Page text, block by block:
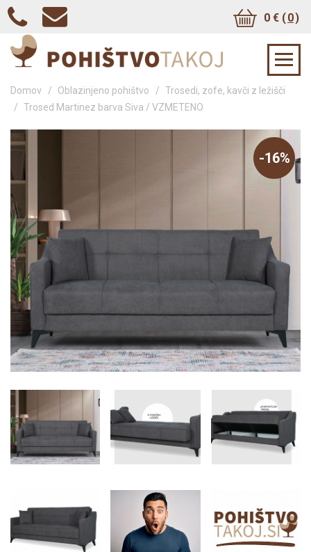
0 € (0)
Domov / Oblazinjeno pohištvo / Trosedi, zofe, kavči z ležišči
/ Trosed Martinez barva Siva / VZMETENO
-16%